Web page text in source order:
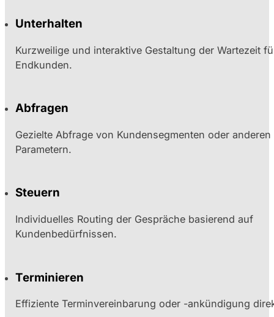
Unterhalten
Kurzweilige und interaktive Gestaltung der Wartezeit
Endkunden.
Abfragen
Gezielte Abfrage von Kundensegmenten oder
Parametern.
Steuern
Individuelles Routing der Gespräche basierend auf
Kundenbedürfnissen.
Terminieren
Effiziente Terminvereinbarung oder -ankündigung